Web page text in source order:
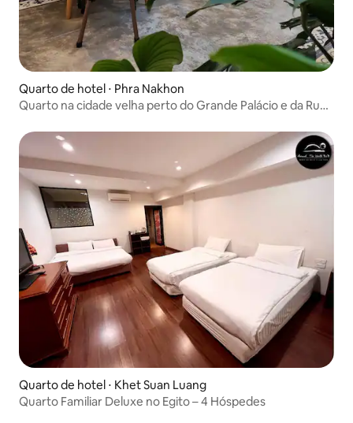
Quarto de hotel ⋅ Phra Nakhon
Quarto na cidade velha perto do Grande Palácio e da Rua
Quarto de hotel ⋅ Khet Suan Luang
Quarto Familiar Deluxe no Egito – 4 Hóspedes